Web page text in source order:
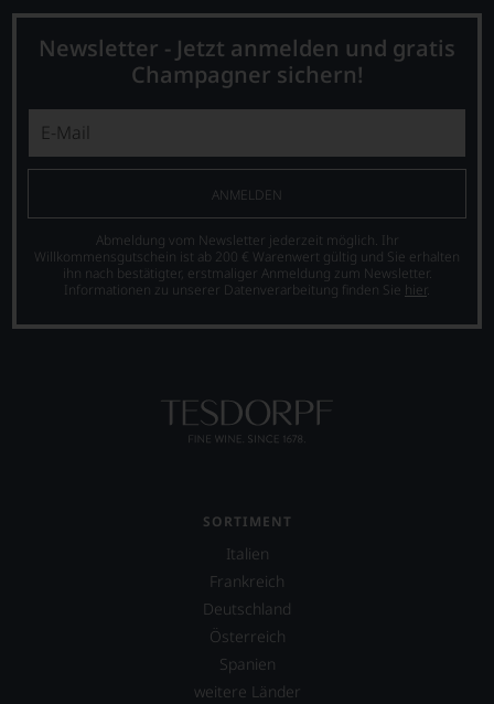
Newsletter - Jetzt anmelden und gratis
Champagner sichern!
ANMELDEN
Abmeldung vom Newsletter jederzeit möglich. Ihr
Willkommensgutschein ist ab 200 € Warenwert gültig und Sie erhalten
ihn nach bestätigter, erstmaliger Anmeldung zum Newsletter.
Informationen zu unserer Datenverarbeitung finden Sie hier.
SORTIMENT
Italien
Frankreich
Deutschland
Österreich
Spanien
weitere Länder